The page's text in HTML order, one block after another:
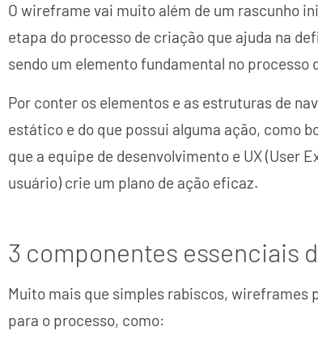
O wireframe vai muito além de um rascunho
etapa do processo de criação que ajuda na
sendo um elemento fundamental no
Por conter os elementos e as estruturas de
estático e do que possui alguma ação, como
que a equipe de desenvolvimento e UX (User
usuário) crie um plano de ação eficaz.
3 componentes essenciais
Muito mais que simples rabiscos, wireframes
para o processo, como: